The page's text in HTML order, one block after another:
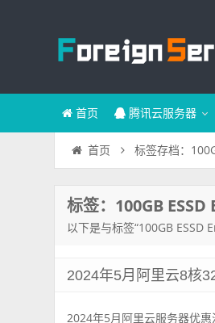
首页 腾讯云服务器
首页 标签存档：
标签：100GB
以下是与标签“100GB ESSD
2024年5月阿里云8核
2024年5月阿里云服务器优